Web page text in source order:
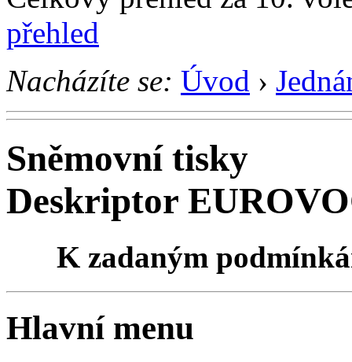
přehled
Nacházíte se: Úvod ›
Sněmovní tisky
Deskriptor
K zadaným
Hlavní menu